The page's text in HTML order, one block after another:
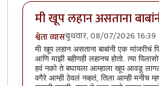
मी खूप लहान असताना
श्वेता व्यासबुधवार, 08/07/2026 16:39
मी खूप लहान असताना बाबांनी एक
आणि माझी बहीणही लहानच होतो. त्या
हवं नको ते बघायला आम्हाला खूप आवडू
वगैरे आम्ही ठेवलं नव्हतं, तिला आम्ही मनीच